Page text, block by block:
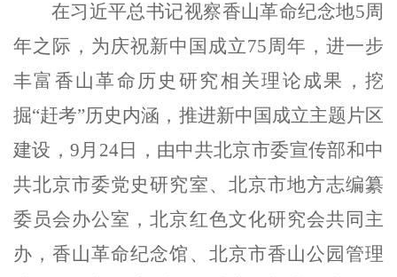
在习近平总书记视察香山革命纪念地5周
年之际，为庆祝新中国成立75周年，进一步
丰富香山革命历史研究相关理论成果，挖
掘“赶考”历史内涵，推进新中国成立主题片区
建设，9月24日，由中共北京市委宣传部和中
共北京市委党史研究室、北京市地方志编纂
委员会办公室，北京红色文化研究会共同主
办，香山革命纪念馆、北京市香山公园管理